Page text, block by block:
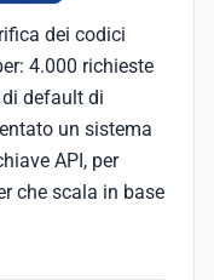
dei codici
4.000 richieste
default di
un sistema
API, per
che scala in base